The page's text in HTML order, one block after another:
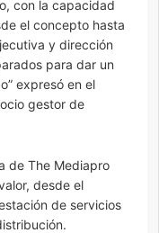
con la capacidad
el concepto hasta
y dirección
para dar un
expresó en el
gestor de
de The Mediapro
desde el
de servicios